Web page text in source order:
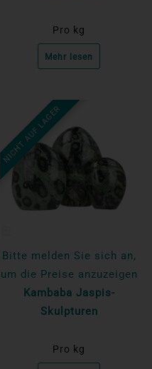
Pro kg
Mehr lesen
NICHT AUF LAGER
Bitte melden Sie sich an,
um die Preise anzuzeigen
Kambaba Jaspis-
Skulpturen
Pro kg